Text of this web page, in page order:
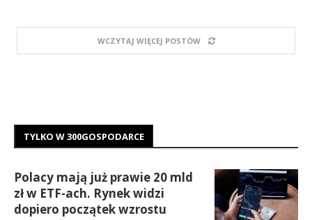
WCZYTAJ WIĘCEJ POSTÓW
TYLKO W 300GOSPODARCE
Polacy mają już prawie 20 mld
zł w ETF-ach. Rynek widzi
dopiero początek wzrostu